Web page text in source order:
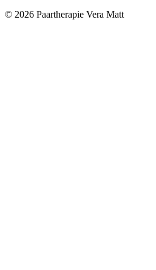
© 2026 Paartherapie Vera Matt